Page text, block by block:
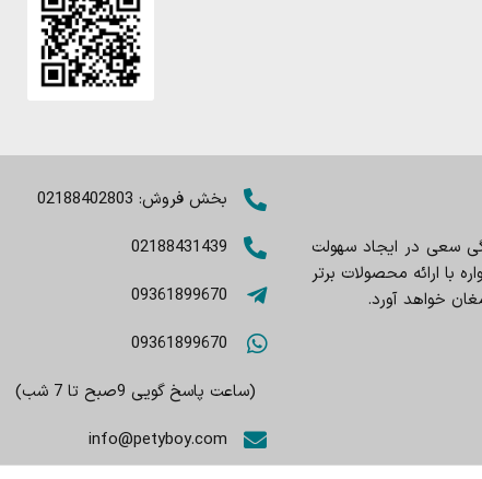
سعی در ایجاد سهولت
با ارائه محصولات برتر
خواهد آورد.
بخش فروش: 02188402803
02188431439
09361899670
09361899670
(ساعت پاسخ گویی 9صبح تا 7 شب)
info@petyboy.com